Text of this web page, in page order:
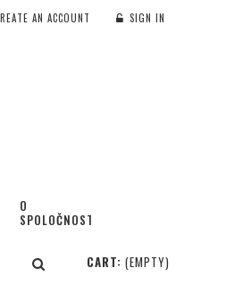
AN ACCOUNT SIGN IN
O
SPOLOČNOSTI
CART: (EMPTY)